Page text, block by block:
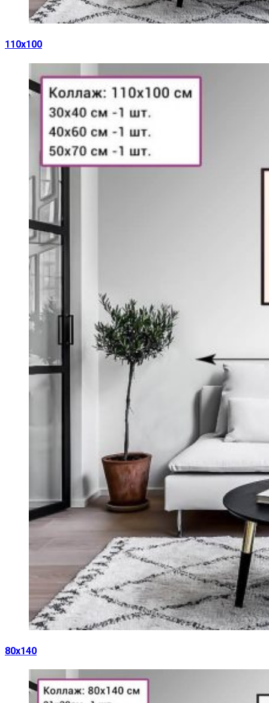
110х100
80х140